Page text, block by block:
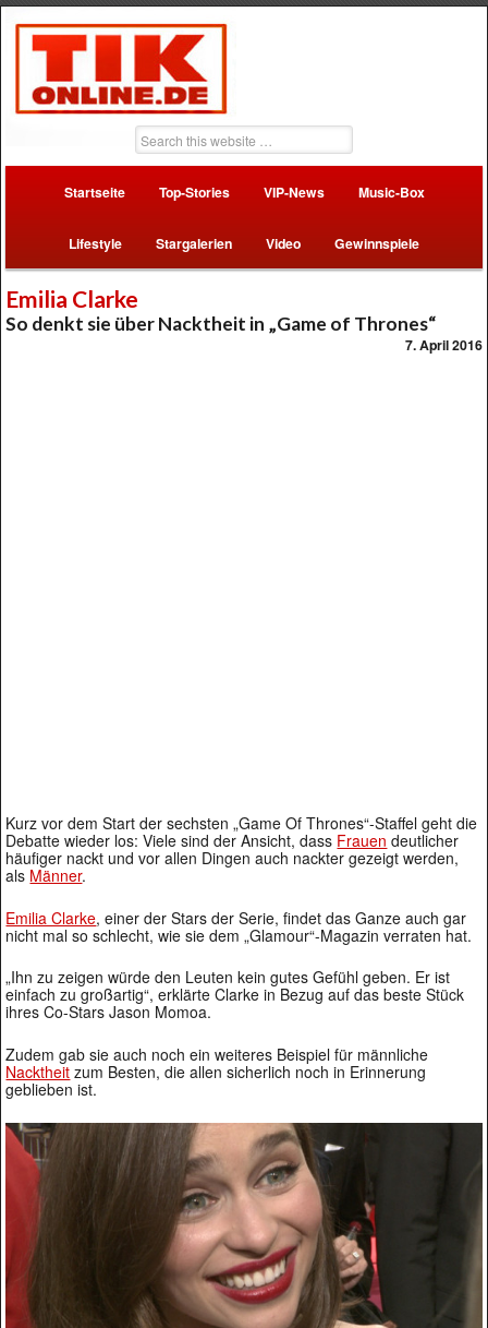
Startseite Top-Stories VIP-News Music-Box
Lifestyle Stargalerien Video Gewinnspiele
Emilia Clarke
So denkt sie über Nacktheit in „Game of Thrones“
7. April 2016
Kurz vor dem Start der sechsten „Game Of Thrones“-Staffel geht die
Debatte wieder los: Viele sind der Ansicht, dass Frauen deutlicher
häufiger nackt und vor allen Dingen auch nackter gezeigt werden,
als Männer.
Emilia Clarke, einer der Stars der Serie, findet das Ganze auch gar
nicht mal so schlecht, wie sie dem „Glamour“-Magazin verraten hat.
„Ihn zu zeigen würde den Leuten kein gutes Gefühl geben. Er ist
einfach zu großartig“, erklärte Clarke in Bezug auf das beste Stück
ihres Co-Stars Jason Momoa.
Zudem gab sie auch noch ein weiteres Beispiel für männliche
Nacktheit zum Besten, die allen sicherlich noch in Erinnerung
geblieben ist.